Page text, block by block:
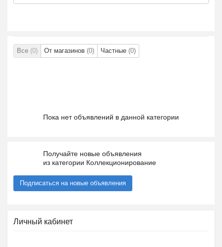
Все (0) От магазинов (0) Частные (0)
Пока нет объявлений в данной категории
Получайте новые объявления
из категории Коллекционирование
Подписаться на новые объявления
Личный кабинет